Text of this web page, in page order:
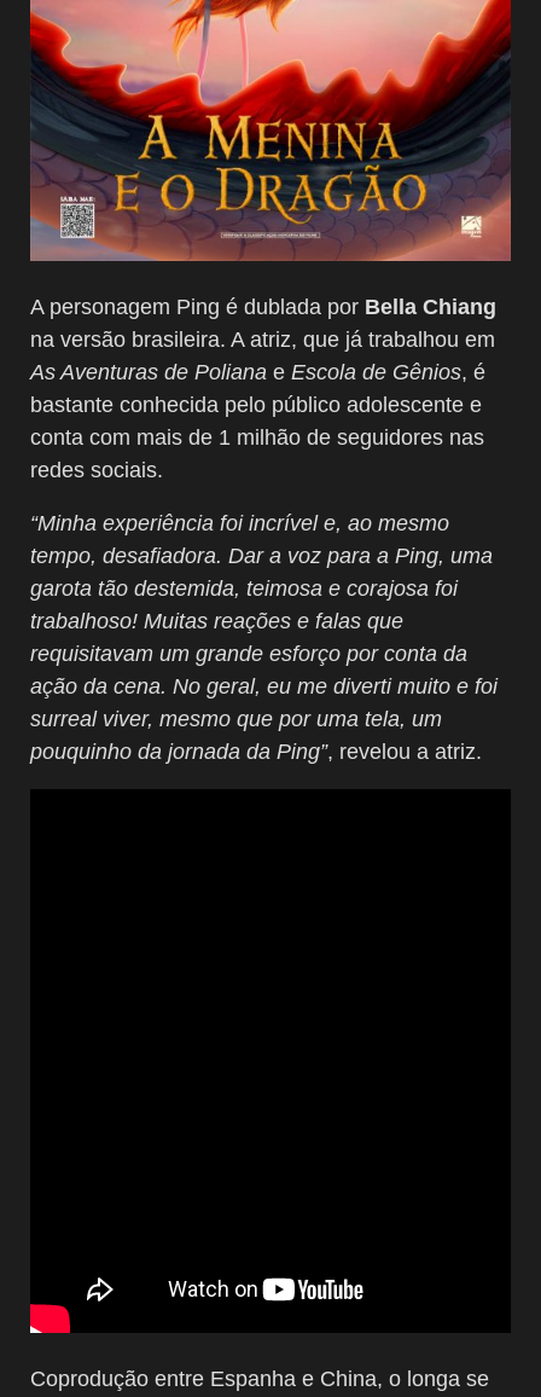
A personagem Ping é dublada por Bella Chiang
na versão brasileira. A atriz, que já trabalhou em
As Aventuras de Poliana e Escola de Gênios, é
bastante conhecida pelo público adolescente e
conta com mais de 1 milhão de seguidores nas
redes sociais.
“Minha experiência foi incrível e, ao mesmo
tempo, desafiadora. Dar a voz para a Ping, uma
garota tão destemida, teimosa e corajosa foi
trabalhoso! Muitas reações e falas que
requisitavam um grande esforço por conta da
ação da cena. No geral, eu me diverti muito e foi
surreal viver, mesmo que por uma tela, um
pouquinho da jornada da Ping”, revelou a atriz.
Coprodução entre Espanha e China, o longa se